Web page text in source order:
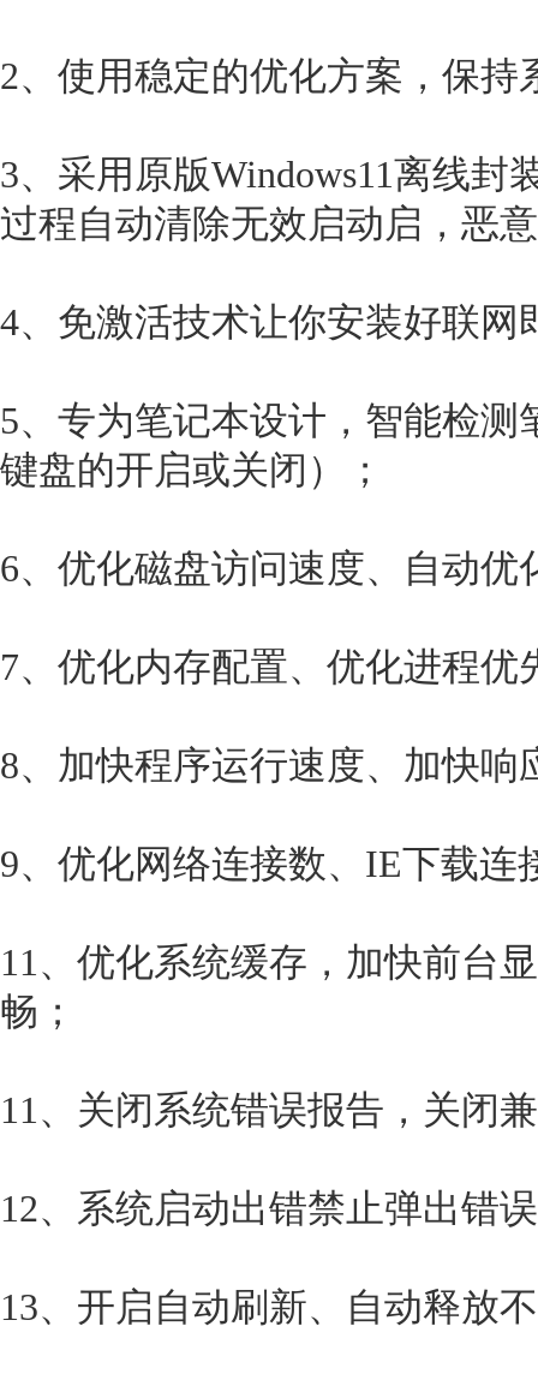
2、使用稳定的优化方案，保持
3、采用原版Windows11离线封
过程自动清除无效启动启，恶
4、免激活技术让你安装好联网
5、专为笔记本设计，智能检
键盘的开启或关闭）；
6、优化磁盘访问速度、自动优
7、优化内存配置、优化进程优
8、加快程序运行速度、加快响
9、优化网络连接数、IE下载连
11、优化系统缓存，加快前台
畅；
11、关闭系统错误报告，关闭
12、系统启动出错禁止弹出错
13、开启自动刷新、自动释放